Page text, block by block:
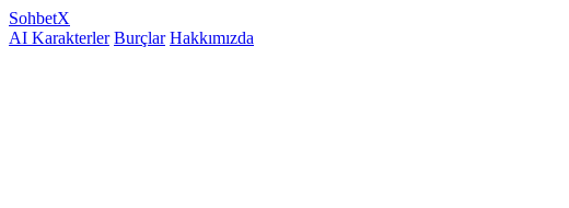
SohbetX
AI Karakterler Burçlar Hakkımızda